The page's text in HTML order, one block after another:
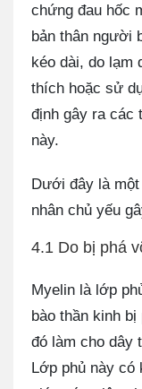
chứng đau hốc
bản thân người
kéo dài, do lạm
thích hoặc sử
định gây ra các
này.
Dưới đây là
nhân chủ yếu
4.1 Do bị phá
Myelin là lớp
bào thần kinh
đó làm cho dây
Lớp phủ này có